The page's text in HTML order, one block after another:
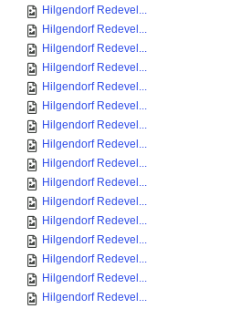
Hilgendorf Redevel...
Hilgendorf Redevel...
Hilgendorf Redevel...
Hilgendorf Redevel...
Hilgendorf Redevel...
Hilgendorf Redevel...
Hilgendorf Redevel...
Hilgendorf Redevel...
Hilgendorf Redevel...
Hilgendorf Redevel...
Hilgendorf Redevel...
Hilgendorf Redevel...
Hilgendorf Redevel...
Hilgendorf Redevel...
Hilgendorf Redevel...
Hilgendorf Redevel...